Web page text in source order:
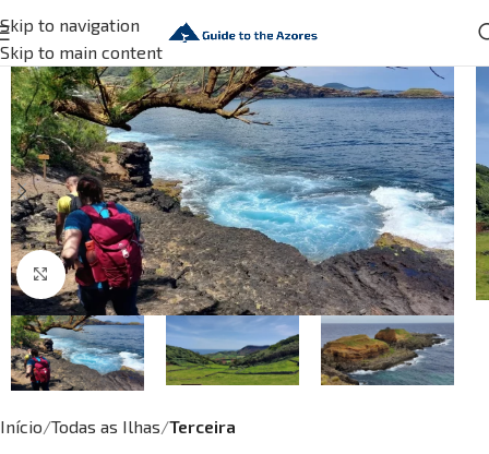
Skip to navigation
Skip to main content
Click to enlarge
Início Todas as Ilhas Terceira